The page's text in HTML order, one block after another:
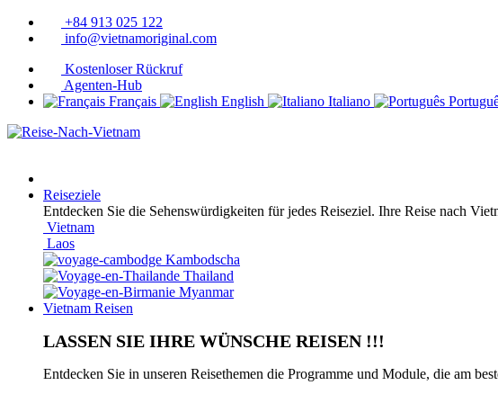
+84 913 025 122
info@vietnamoriginal.com
Kostenloser Rückruf
Agenten-Hub
Français
English Italiano
Reiseziele
Entdecken Sie die Sehenswürdigkeiten für jedes Reiseziel. Ihre Reise nach
Vietnam
Laos
Kambodscha
Thailand
Myanmar
Vietnam Reisen
LASSEN SIE IHRE WÜNSCHE REISEN !!!
Entdecken Sie in unseren Reisethemen die Programme und Module, die am